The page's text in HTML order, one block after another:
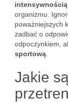
organizmu.
poważniejszych
zadbać o
odpoczynkiem,
sportową
Jakie